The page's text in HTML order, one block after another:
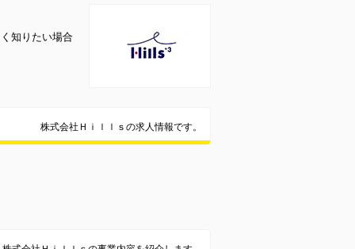
知りたい場合
株式会社Ｈｉｌｌｓの求人情報です。